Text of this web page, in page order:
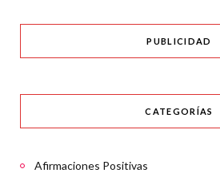
PUBLICIDAD
CATEGORÍAS
Afirmaciones Positivas